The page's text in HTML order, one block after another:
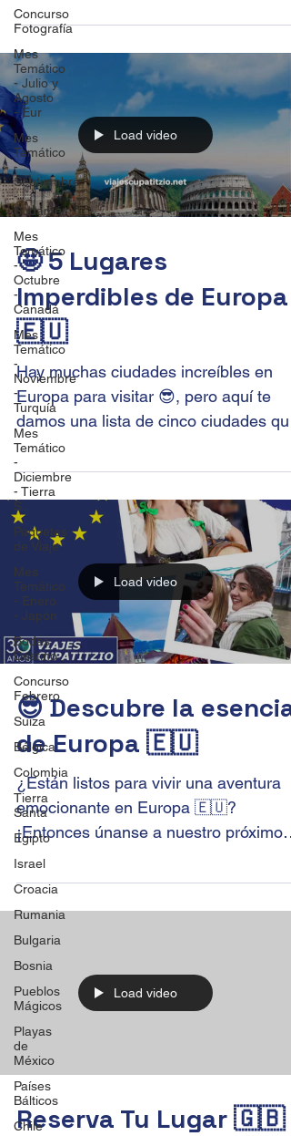
Concurso
Fotografía
Mes
Temático
- Julio y
Agosto
- Eur
Mes
Temático
-
Septiembre
-
Sudamér
Mes
Temático
-
Octubre
-
Canadá
Mes
Temático
-
Noviembre
-
Turquía
Mes
Temático
-
Diciembre
- Tierra
S
Paquetes
de Viaje
Mes
Temático
- Enero
- Japón
Bodas
Destino
Concurso
Febrero
Suiza
Bélgica
Colombia
Tierra
Santa
Egipto
Israel
Croacia
Rumania
Bulgaria
Bosnia
Pueblos
Mágicos
Playas
de
México
Países
Bálticos
Chile
Load video
🤩 5 Lugares
Imperdibles de Europa
🇪🇺
Hay muchas ciudades increíbles en
Europa para visitar 😎, pero aquí te
damos una lista de cinco ciudades que
considero 👌 que debes...
Load video
😎 Descubre la esencia
de Europa 🇪🇺
¿Están listos para vivir una aventura
emocionante en Europa 🇪🇺?
¡Entonces únanse a nuestro próximo
viaje a Europa y Londres el próximo...
Load video
Reserva Tu Lugar 🇬🇧